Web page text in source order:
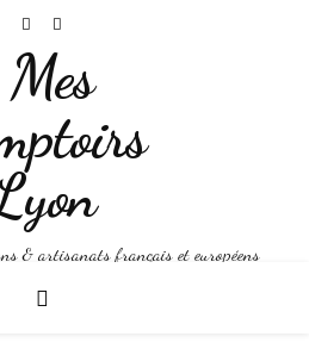
& artisanats français et européens